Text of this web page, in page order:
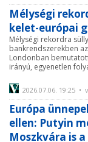
Mélységi
kelet-európai
Mélységi rekordra
bankrendszerekben
Londonban
irányú, egyenetlen
2026.07.06. 19:25 •
Európa
ellen: Putyin
Moszkvára is